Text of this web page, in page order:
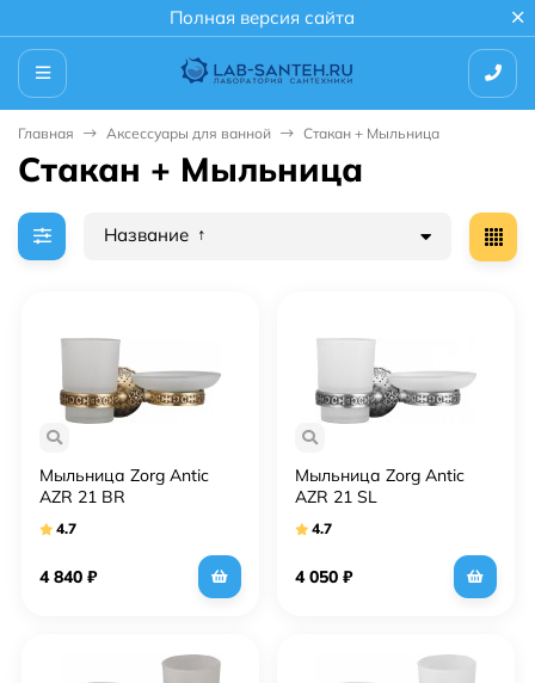
Полная версия сайта
Главная Аксессуары для ванной Стакан + Мыльница
Стакан + Мыльница
Название
Мыльница Zorg Antic
AZR 21 BR
4.7
4 840 ₽
Мыльница Zorg Antic
AZR 21 SL
4.7
4 050 ₽